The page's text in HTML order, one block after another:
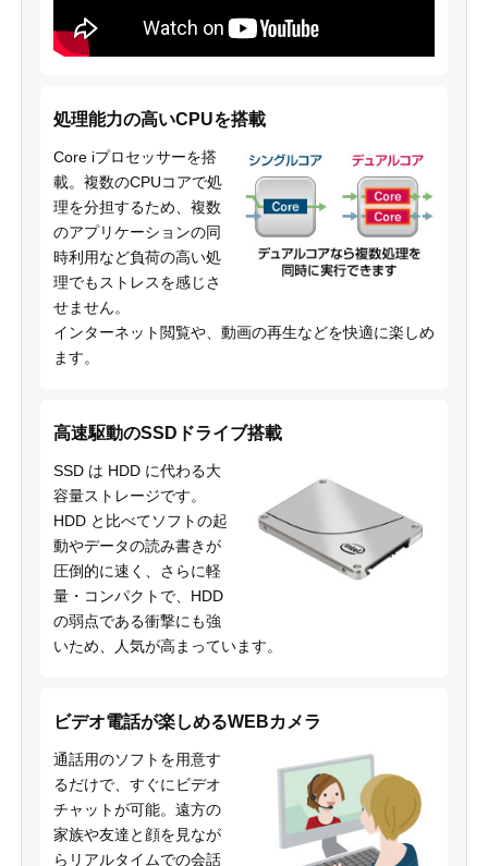
処理能力の高いCPUを搭載
Core iプロセッサーを搭
載。複数のCPUコアで処
理を分担するため、複数
のアプリケーションの同
時利用など負荷の高い処
理でもストレスを感じさ
せません。
インターネット閲覧や、動画の再生などを快適に楽しめ
ます。
高速駆動のSSDドライブ搭載
SSD は HDD に代わる大
容量ストレージです。
HDD と比べてソフトの起
動やデータの読み書きが
圧倒的に速く、さらに軽
量・コンパクトで、HDD
の弱点である衝撃にも強
いため、人気が高まっています。
ビデオ電話が楽しめるWEBカメラ
通話用のソフトを用意す
るだけで、すぐにビデオ
チャットが可能。遠方の
家族や友達と顔を見なが
らリアルタイムでの会話